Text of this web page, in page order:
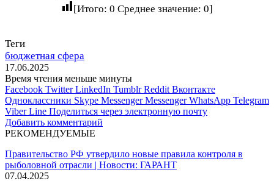
[Итого: 0 Среднее значение: 0]
Теги
бюджетная сфера
17.06.2025
Время чтения меньше минуты
Facebook Twitter LinkedIn Tumblr Reddit Вконтакте
Одноклассники Skype Messenger Messenger WhatsApp Telegram
Viber Line Поделиться через электронную почту
Добавить комментарий
РЕКОМЕНДУЕМЫЕ
Правительство РФ утвердило новые правила контроля в
рыболовной отрасли | Новости: ГАРАНТ
07.04.2025